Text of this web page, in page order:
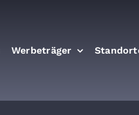
Werbeträger